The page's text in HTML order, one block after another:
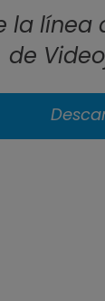
la línea
de